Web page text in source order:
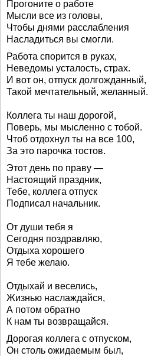
Прогоните о работе
Мысли все из головы,
Чтобы днями расслабления
Насладиться вы смогли.
Работа спорится в руках,
Неведомы усталость, страх.
И вот он, отпуск долгожданный,
Такой мечтательный, желанный.
Коллега ты наш дорогой,
Поверь, мы мысленно с тобой.
Чтоб отдохнул ты на все 100,
За это парочка тостов.
Этот день по праву —
Настоящий праздник,
Тебе, коллега отпуск
Подписал начальник.
От души тебя я
Сегодня поздравляю,
Отдыха хорошего
Я тебе желаю.
Отдыхай и веселись,
Жизнью наслаждайся,
А потом обратно
К нам ты возвращайся.
Дорогая коллега с отпуском,
Он столь ожидаемым был,